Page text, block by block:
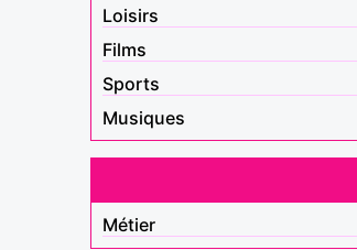
Loisirs
Films
Sports
Musiques
Métier